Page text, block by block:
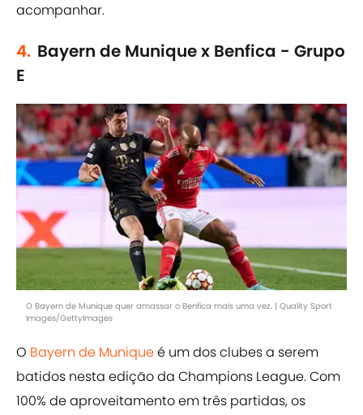
acompanhar.
4. Bayern de Munique x Benfica - Grupo
E
O Bayern de Munique quer amassar o Benfica mais uma vez. | Quality Sport
Images/GettyImages
O Bayern de Muniqueé um dos clubes a serem
batidos nesta edição da Champions League. Com
100% de aproveitamento em três partidas, os